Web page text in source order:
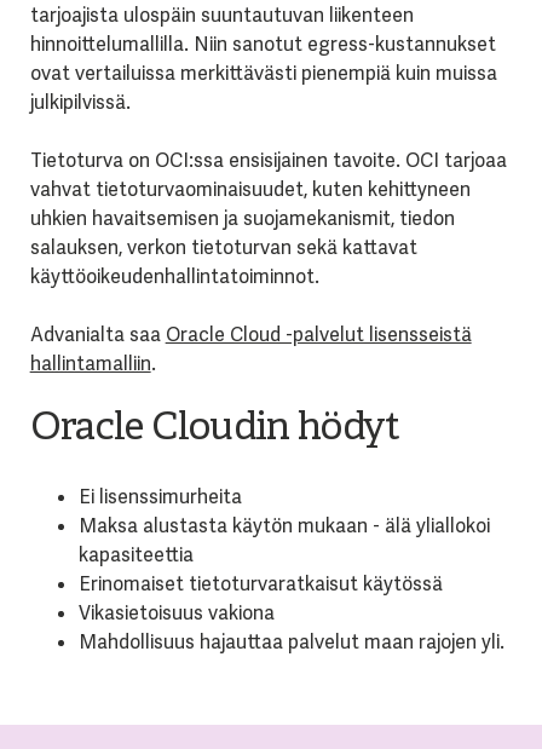
tarjoajista ulospäin suuntautuvan liikenteen
hinnoittelumallilla. Niin sanotut egress-kustannukset
ovat vertailuissa merkittävästi pienempiä kuin muissa
julkipilvissä.
Tietoturva on OCI:ssa ensisijainen tavoite. OCI tarjoaa
vahvat tietoturvaominaisuudet, kuten kehittyneen
uhkien havaitsemisen ja suojamekanismit, tiedon
salauksen, verkon tietoturvan sekä kattavat
käyttöoikeudenhallintatoiminnot.
Advanialta saa Oracle Cloud -palvelut lisensseistä
hallintamalliin.
Oracle Cloudin hödyt
Ei lisenssimurheita
Maksa alustasta käytön mukaan - älä yliallokoi
kapasiteettia
Erinomaiset tietoturvaratkaisut käytössä
Vikasietoisuus vakiona
Mahdollisuus hajauttaa palvelut maan rajojen yli.